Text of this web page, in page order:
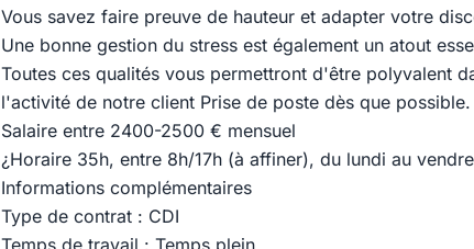
Vous savez faire preuve de hauteur et adapter votre
Une bonne gestion du stress est également un atout
Toutes ces qualités vous permettront d'être polyvalent
l'activité de notre client Prise de poste dès que possible.
Salaire entre 2400-2500 € mensuel
¿Horaire 35h, entre 8h/17h (à affiner), du lundi au
Informations complémentaires
Type de contrat : CDI
Temps de travail : Temps plein